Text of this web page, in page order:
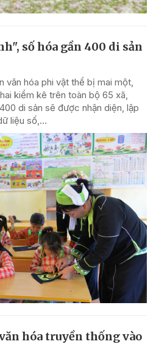
số hóa gần 400 di sản
văn hóa phi vật thể bị mai một,
kiểm kê trên toàn bộ 65 xã,
di sản sẽ được nhận diện, lập
liệu số,...
hóa truyền thống vào